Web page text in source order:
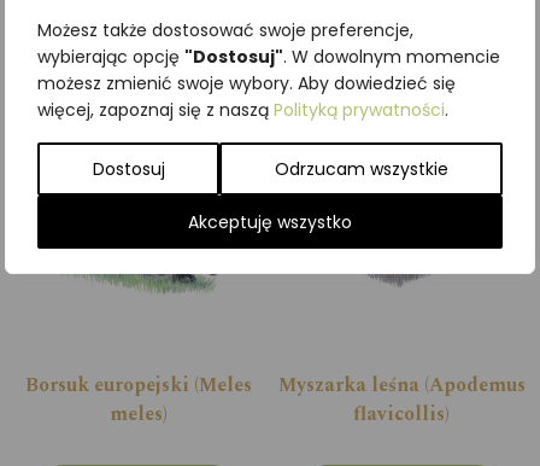
Możesz także dostosować swoje preferencje,
wybierając opcję "Dostosuj". W dowolnym momencie
możesz zmienić swoje wybory. Aby dowiedzieć się
więcej, zapoznaj się z naszą Polityką prywatności.
Dostosuj Odrzucam wszystkie
Akceptuję wszystko
Podobne produkty
Borsuk europejski (Meles
meles)
Myszarka leśna (Apodemus
flavicollis)